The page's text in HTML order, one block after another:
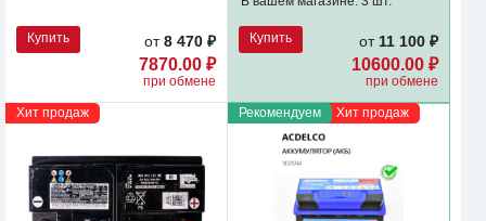
Купить от8 470 ₽
7870.00 ₽
при обмене
Купить от 11 100 ₽
10600.00 ₽
при обмене
Хит продаж Рекомендуем Хит продаж